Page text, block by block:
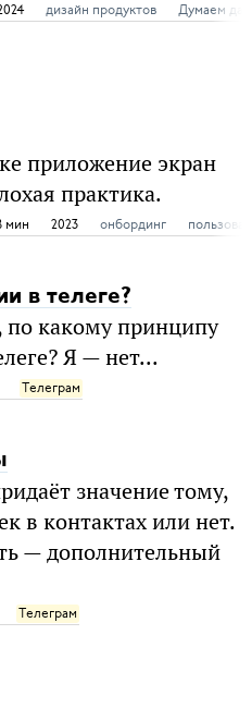
дизайн продуктов Думаем
приложение экран
практика.
мин 2023 онбординг
в телеге?
какому принципу
Я — нет...
Телеграм
значение тому,
в контактах или нет.
— дополнительный
Телеграм